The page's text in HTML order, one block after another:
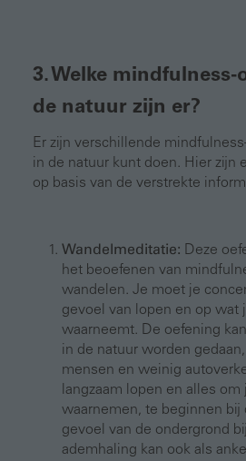
3. Welke
de natuur zijn er?
Er zijn verschillende
in de natuur kunt doen. Hier zijn
op basis van de verstrekte
Wandelmeditatie: Deze
het beoefenen van
wandelen. Je moet je
gevoel van lopen en op wat
waarneemt. De oefening
in de natuur worden
mensen en weinig
langzaam lopen en alles
waarnemen, te beginnen bij
gevoel van de ondergrond
ademhaling kan ook als